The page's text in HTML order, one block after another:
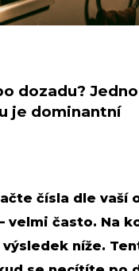
dozadu?
je dominantní
čísla dle vaší
velmi často. Na
níže.